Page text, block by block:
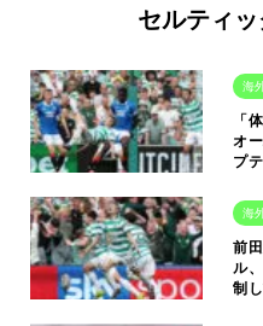
セルティ
海
「
オ
プ
海
前
ル
制